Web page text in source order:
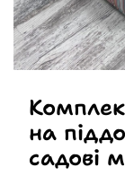
на
садові